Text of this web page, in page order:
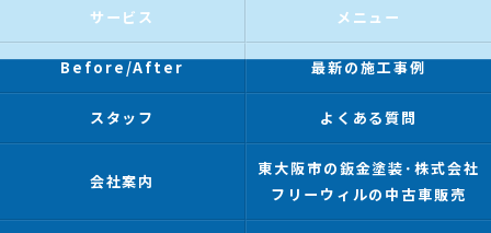
サービス メニュー
Before/After 最新の施工事例
スタッフ よくある質問
会社案内
東大阪市の鈑金塗装･株式会社
フリーウィルの中古車販売